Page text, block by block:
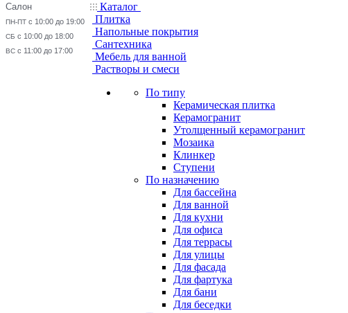
Салон
ПН-ПТ с 10:00 до 19:00
СБ с 10:00 до 18:00
ВС с 11:00 до 17:00
Каталог
Плитка
Напольные покрытия
Сантехника
Мебель для ванной
Растворы и смеси
По типу
Керамическая плитка
Керамогранит
Утолщенный керамогранит
Мозаика
Клинкер
Ступени
По назначению
Для бассейна
Для ванной
Для кухни
Для офиса
Для террасы
Для улицы
Для фасада
Для фартука
Для бани
Для беседки